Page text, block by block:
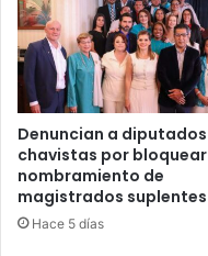
Denuncian a diputados
chavistas por bloquear
nombramiento de
magistrados suplentes
Hace 5 días